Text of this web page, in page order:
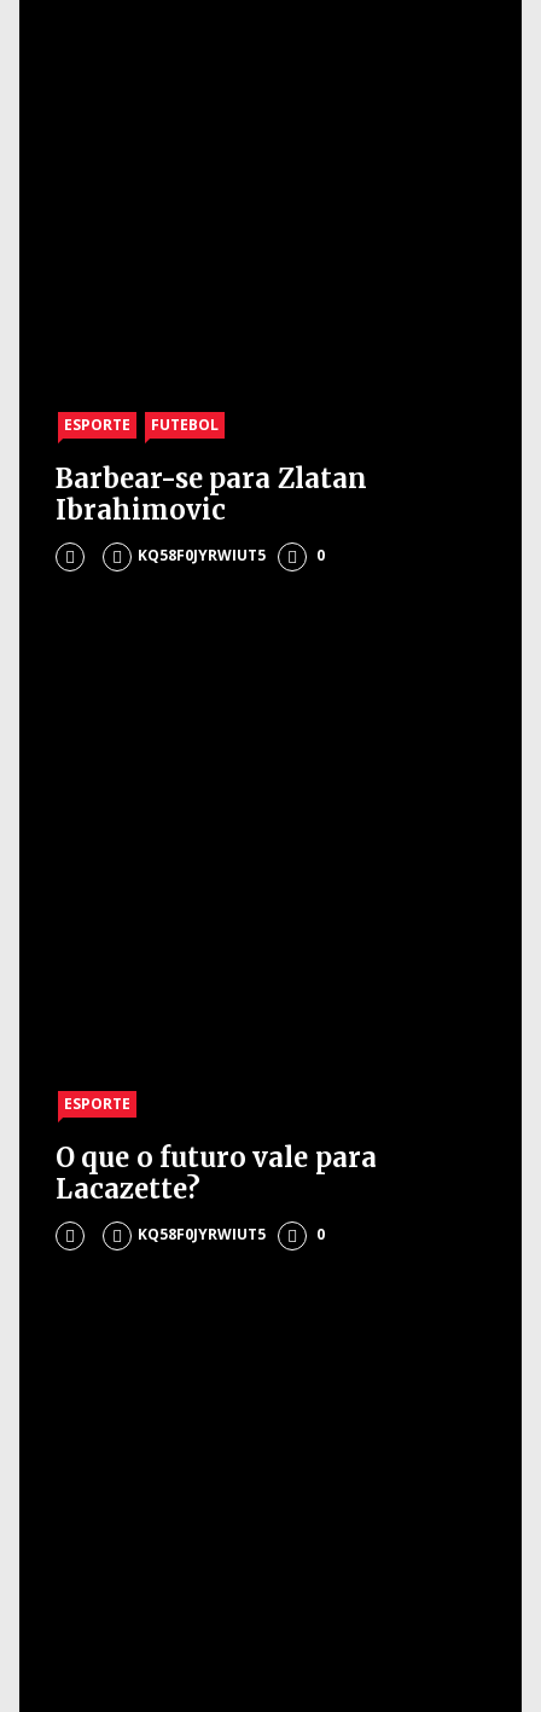
ESPORTE FUTEBOL
Barbear-se para Zlatan
Ibrahimovic
KQ58F0JYRWIUT5 0
ESPORTE
O que o futuro vale para
Lacazette?
KQ58F0JYRWIUT5 0